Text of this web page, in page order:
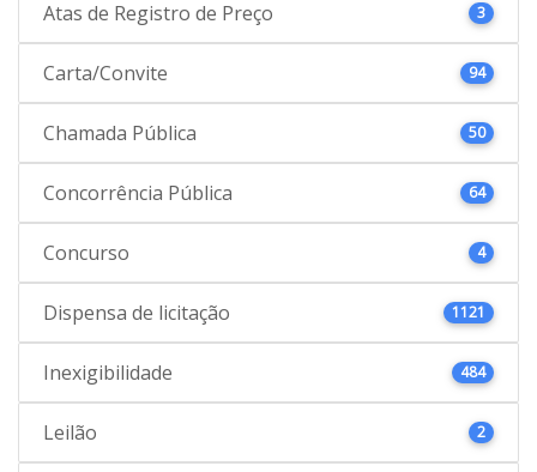
Atas de Registro de Preço 3
Carta/Convite 94
Chamada Pública 50
Concorrência Pública 64
Concurso 4
Dispensa de licitação 1121
Inexigibilidade 484
Leilão 2